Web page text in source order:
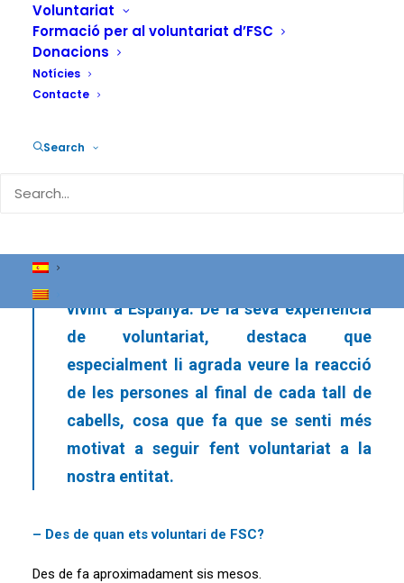
Voluntariat
Formació per al voluntariat d’FSC
Donacions
Notícies
Contacte
Search
Sassi Merazga, de 44 anys, és voluntari
de FSC a Alacant, concretament al
gestionat i dirigit per la Fundació Salut i
realitza tasques de perruqueria i
fet altres persones per ell i la seva
vivint a Espanya. De la seva experiència
de voluntariat, destaca que
especialment li agrada veure la reacció
de les persones al final de cada tall de
cabells, cosa que fa que se senti més
motivat a seguir fent voluntariat a la
nostra entitat.
– Des de quan ets voluntari de FSC?
Des de fa aproximadament sis mesos.